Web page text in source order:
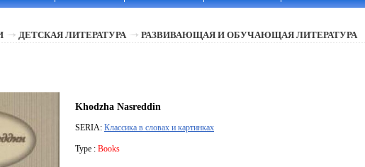
ДЕТСКАЯ ЛИТЕРАТУРА РАЗВИВАЮЩАЯ И ОБУЧАЮЩАЯ ЛИТЕРАТУРА
Khodzha Nasreddin
SERIA: Классика в словах и картинках
Type : Books